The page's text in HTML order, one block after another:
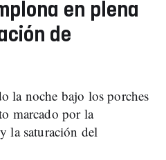
en plena
de
la noche bajo los porches
marcado por la
la saturación del